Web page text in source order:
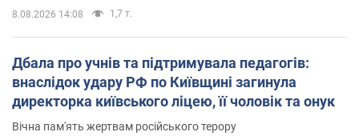
8.08.2026 14:08 1,7 т.
Дбала про учнів та підтримувала педагогів:
внаслідок удару РФ по Київщині загинула
директорка київського ліцею, її чоловік та онук
Вічна пам'ять жертвам російського терору